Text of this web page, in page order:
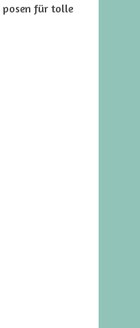
posen für tolle